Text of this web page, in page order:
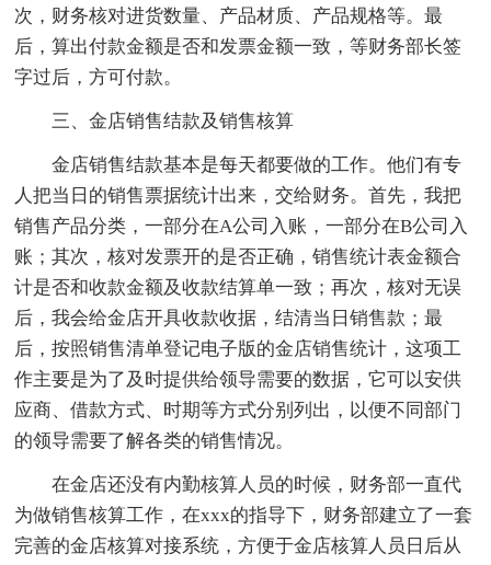
次，财务核对进货数量、产品材质、产品规格等。最
后，算出付款金额是否和发票金额一致，等财务部长签
字过后，方可付款。
三、金店销售结款及销售核算
金店销售结款基本是每天都要做的工作。他们有专
人把当日的销售票据统计出来，交给财务。首先，我把
销售产品分类，一部分在A公司入账，一部分在B公司入
账；其次，核对发票开的是否正确，销售统计表金额合
计是否和收款金额及收款结算单一致；再次，核对无误
后，我会给金店开具收款收据，结清当日销售款；最
后，按照销售清单登记电子版的金店销售统计，这项工
作主要是为了及时提供给领导需要的数据，它可以安供
应商、借款方式、时期等方式分别列出，以便不同部门
的领导需要了解各类的销售情况。
在金店还没有内勤核算人员的时候，财务部一直代
为做销售核算工作，在xxx的指导下，财务部建立了一套
完善的金店核算对接系统，方便于金店核算人员日后从